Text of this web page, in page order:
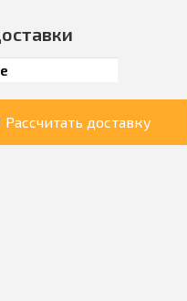
Рассчитать доставку